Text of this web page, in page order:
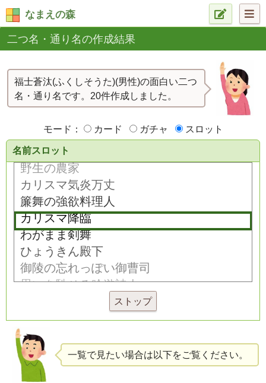
なまえの森
二つ名・通り名の作成結果
福士蒼汰(ふくしそうた)(男性)の面白い二つ
名・通り名です。20件作成しました。
モード： カード ガチャ スロット
名前スロット
ストップ
一覧で見たい場合は以下をご覧ください。